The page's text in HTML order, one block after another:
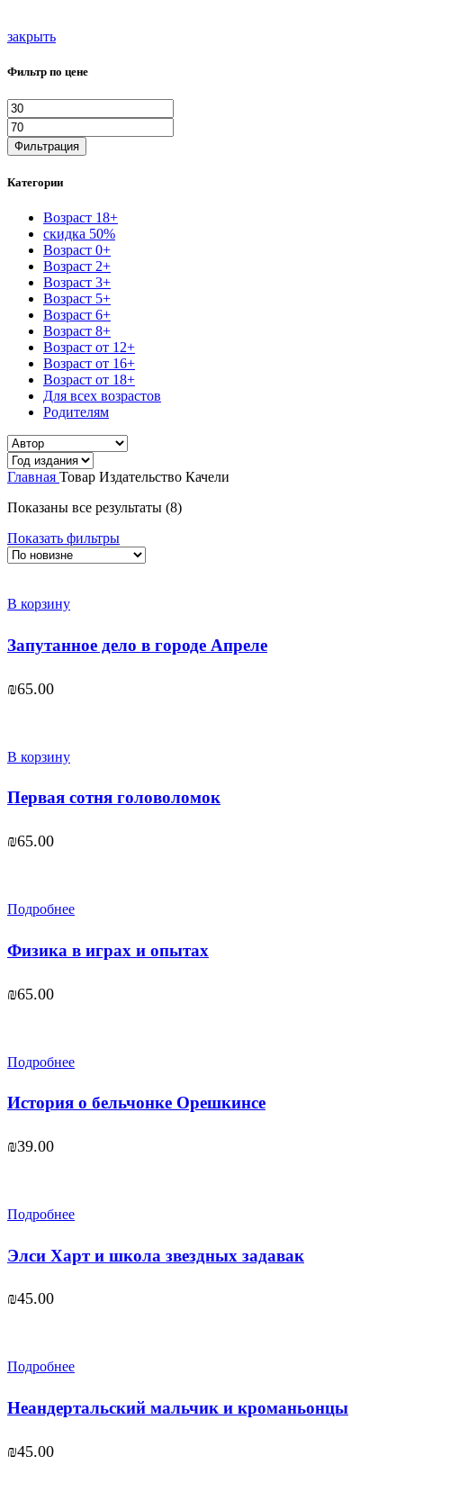
закрыть
Фильтр по цене
Минимальная
цена
цена
Фильтрация
Категории
Возраст 18+
скидка 50%
Возраст 0+
Возраст 2+
Возраст 3+
Возраст 5+
Возраст 6+
Возраст 8+
Возраст от 12+
Возраст от 16+
Возраст от 18+
Для всех возрастов
Родителям
Главная Товар Издательство Качели
Показаны все результаты (8)Сортировка:
Показать фильтры
В корзину
Запутанное дело в городе Апреле
₪65.00
В корзину
Первая сотня головоломок
₪65.00
Подробнее
Физика в играх и опытах
₪65.00
Подробнее
История о бельчонке Орешкинсе
₪39.00
Подробнее
Элси Харт и школа звездных задавак
₪45.00
Подробнее
Неандертальский мальчик и кроманьонцы
₪45.00